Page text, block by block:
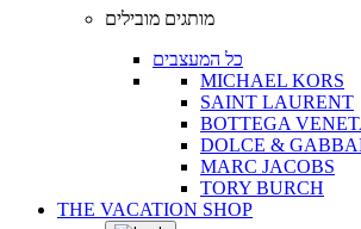
מותגים מובילים
כל המעצבים
MICHAEL KORS
SAINT LAURENT
BOTTEGA
DOLCE &
MARC JACOBS
TORY BURCH
THE VACATION SHOP